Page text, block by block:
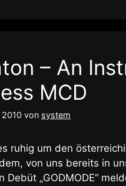
– An
MCD
2010 von system
ruhig um den
von uns bereits in
Debüt „GODMODE“